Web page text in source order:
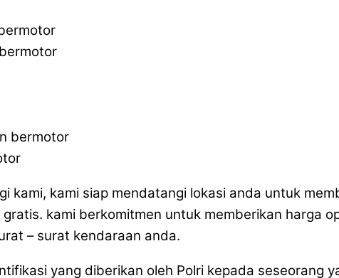
bermotor
kami, kami siap mendatangi lokasi anda untuk
kami berkomitmen untuk memberikan harga
– surat kendaraan anda.
yang diberikan oleh Polri kepada seseorang